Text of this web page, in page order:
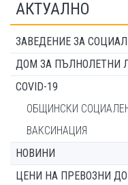
АКТУАЛНО
ЗАВЕДЕНИЕ ЗА
ДОМ ЗА ПЪЛНОЛЕТНИ
COVID-19
ОБЩИНСКИ
ВАКСИНАЦИЯ
НОВИНИ
ЦЕНИ НА ПРЕВОЗНИ